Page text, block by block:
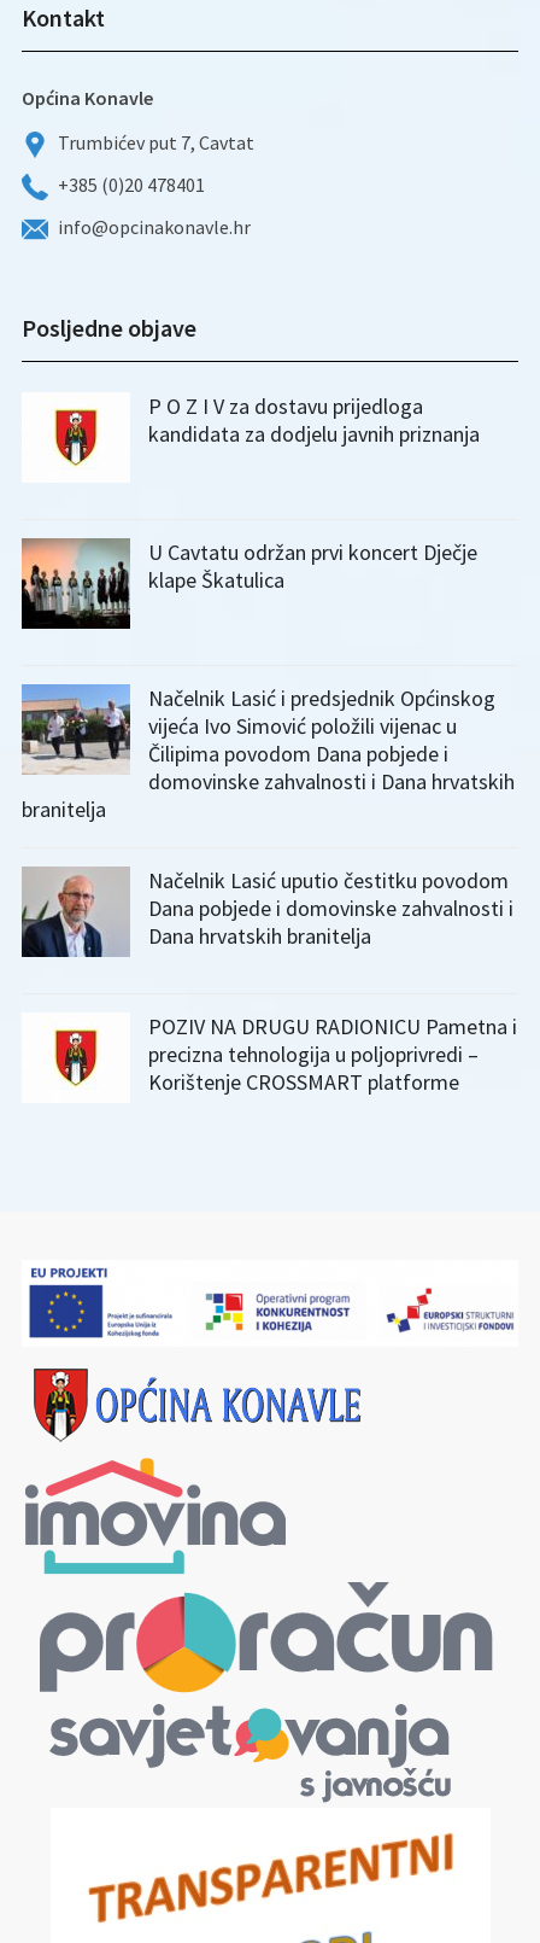
Kontakt
Općina Konavle
Trumbićev put 7, Cavtat
+385 (0)20 478401
info@opcinakonavle.hr
Posljedne objave
P O Z I V za dostavu prijedloga
kandidata za dodjelu javnih priznanja
U Cavtatu održan prvi koncert Dječje
klape Škatulica
Načelnik Lasić i predsjednik Općinskog
vijeća Ivo Simović položili vijenac u
Čilipima povodom Dana pobjede i
domovinske zahvalnosti i Dana hrvatskih
branitelja
Načelnik Lasić uputio čestitku povodom
Dana pobjede i domovinske zahvalnosti i
Dana hrvatskih branitelja
POZIV NA DRUGU RADIONICU Pametna i
precizna tehnologija u poljoprivredi –
Korištenje CROSSMART platforme